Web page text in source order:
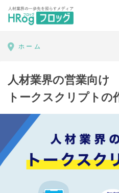
HRog | 人材業界の
ホーム
人材業界の営業向
トークスクリプトの